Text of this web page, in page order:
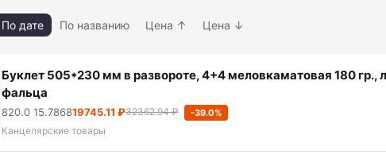
По дате По названию Цена ↑ Цена ↓
Буклет 505*230 мм в развороте, 4+4 меловкаматовая 180 гр.,
фальца
820.0 15.786819745.11 ₽32362.94 ₽ -39.0%
Канцелярские товары